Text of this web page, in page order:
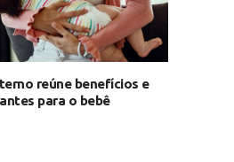
reúne benefícios e
para o bebê